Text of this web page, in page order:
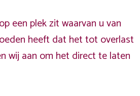
een plek zit waarvan u van
heeft dat het tot overlast
wij aan om het direct te laten